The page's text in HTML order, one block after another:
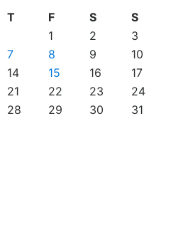
T F S
S
1
2
3
7 8 9
10
14 15 16
17
21 22 23
24
28 29 30 31